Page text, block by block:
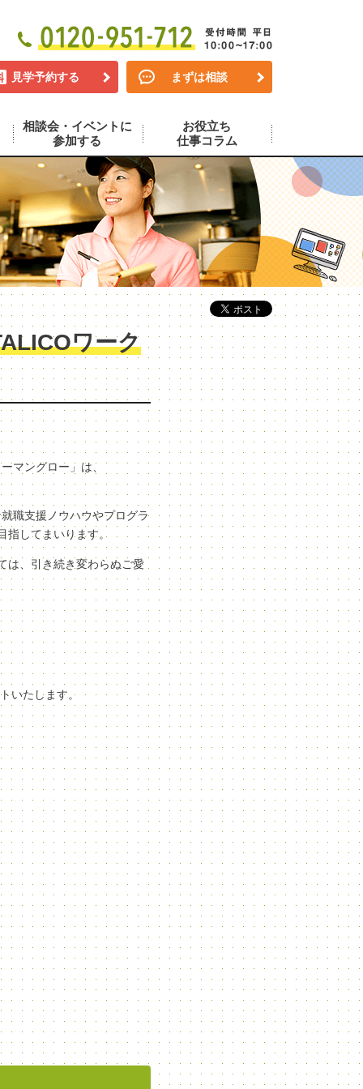
見学予約する まずは相談
相談会・イベントに
参加する
お役立ち
仕事コラム
ワーク
マングロー」は、
職支援ノウハウやプログラ
指してまいります。
は、引き続き変わらぬご愛
いたします。